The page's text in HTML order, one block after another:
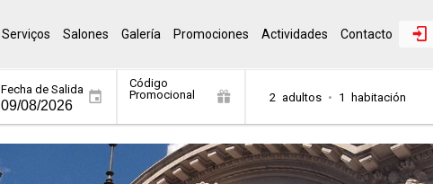
Serviços Salones Galería Promociones Actividades Contacto
Fecha de Salida
Código
Promocional
2 adultos • 1 habitación